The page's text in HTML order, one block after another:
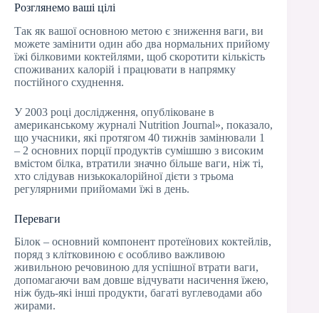
Розглянемо ваші цілі
Так як вашої основною метою є зниження ваги, ви
можете замінити один або два нормальних прийому
їжі білковими коктейлями, щоб скоротити кількість
споживаних калорій і працювати в напрямку
постійного схуднення.
У 2003 році дослідження, опубліковане в
американському журналі Nutrition Journal», показало,
що учасники, які протягом 40 тижнів замінювали 1
– 2 основних порції продуктів сумішшю з високим
вмістом білка, втратили значно більше ваги, ніж ті,
хто слідував низькокалорійної дієти з трьома
регулярними прийомами їжі в день.
Переваги
Білок – основний компонент протеїнових коктейлів,
поряд з клітковиною є особливо важливою
живильною речовиною для успішної втрати ваги,
допомагаючи вам довше відчувати насичення їжею,
ніж будь-які інші продукти, багаті вуглеводами або
жирами.